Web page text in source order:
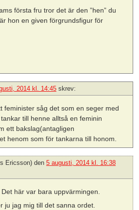
första fru tror det är den ”hen” du
hon en given förgrundsfigur för
2014 kl. 14:45 skrev:
feminister såg det som en seger med
till henne alltså en feminin
ett bakslag(antagligen
henom som för tankarna till honom.
Ericsson) den 5 augusti, 2014 kl. 16:38
här var bara uppvärmingen.
ju jag mig till det sanna ordet.